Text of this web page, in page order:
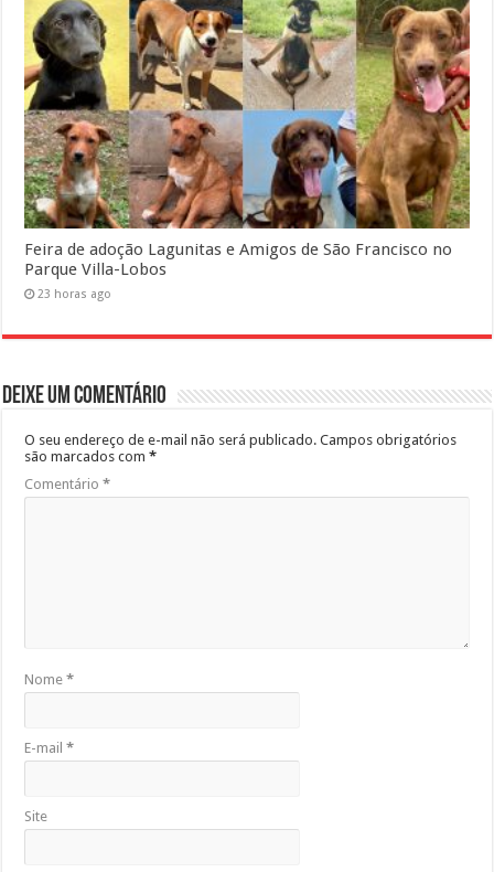
Feira de adoção Lagunitas e Amigos de São Francisco no
Parque Villa-Lobos
23 horas ago
Deixe um comentário
O seu endereço de e-mail não será publicado. Campos obrigatórios
são marcados com*
Comentário*
Nome*
E-mail*
Site